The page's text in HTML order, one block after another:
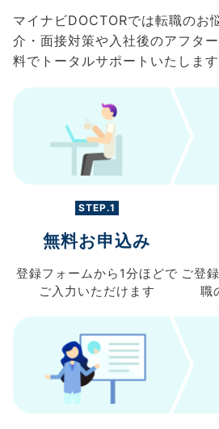
マイナビDOCTORでは転職のお
介・面接対策や入社後のアフタ
料でトータルサポートいたします
STEP.1
無料お申込み
登録フォームから 1分ほどで
ご入力 いただけます
ご登録
職